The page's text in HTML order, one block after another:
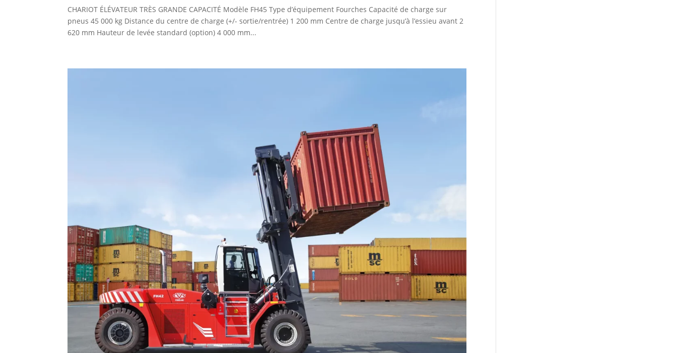
CHARIOT ÉLÉVATEUR TRÈS GRANDE CAPACITÉ Modèle FH45 Type d’équipement Fourches Capacité de charge sur
pneus 45 000 kg Distance du centre de charge (+/- sortie/rentrée) 1 200 mm Centre de charge jusqu’à l’essieu avant 2
620 mm Hauteur de levée standard (option) 4 000 mm...